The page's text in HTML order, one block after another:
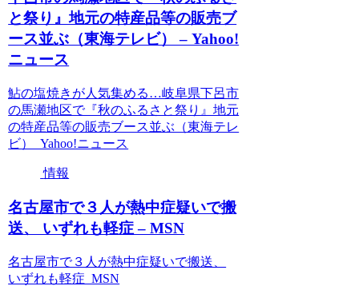
と祭り』地元の特産品等の販売ブ
ース並ぶ（東海テレビ） – Yahoo!
ニュース
鮎の塩焼きが人気集める…岐阜県下呂市
の馬瀬地区で『秋のふるさと祭り』地元
の特産品等の販売ブース並ぶ（東海テレ
ビ） Yahoo!ニュース
情報
名古屋市で３人が熱中症疑いで搬
送、 いずれも軽症 – MSN
名古屋市で３人が熱中症疑いで搬送、
いずれも軽症 MSN